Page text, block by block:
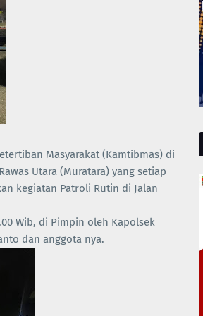
Masyarakat (Kamtibmas) di
Utara (Muratara) yang setiap
kegiatan Patroli Rutin di Jalan
Wib, di Pimpin oleh Kapolsek
dan anggota nya.